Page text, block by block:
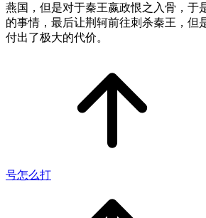
燕国，但是对于秦王嬴政恨之入骨，于
的事情，最后让荆轲前往刺杀秦王，但
付出了极大的代价。
号怎么打